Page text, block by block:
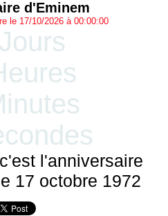
d'Eminem
le 17/10/2026 à 00:00:00
Jours
l'anniversaire
17 octobre 1972